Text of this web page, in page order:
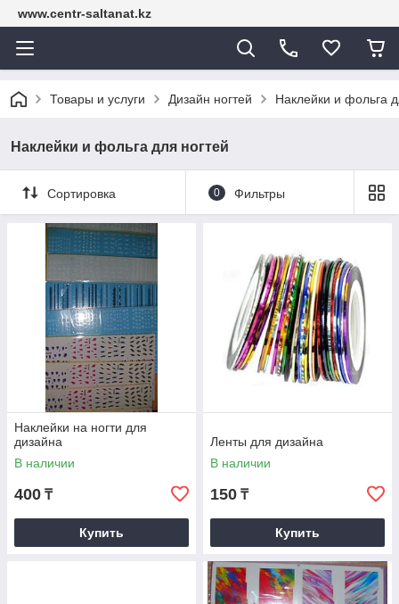
www.centr-saltanat.kz
Товары и услуги Дизайн ногтей Наклейки и фольга
Наклейки и фольга для ногтей
Сортировка 0 Фильтры
Наклейки на ногти для
дизайна
В наличии
400 ₸
Купить
Ленты для дизайна
В наличии
150 ₸
Купить